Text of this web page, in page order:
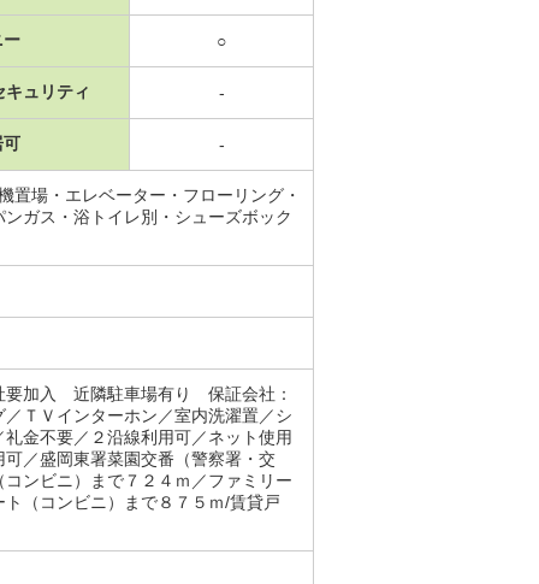
ー ○
キュリティ -
可 -
置場・エレベーター・フローリング・
ガス・浴トイレ別・シューズボック
要加入 近隣駐車場有り 保証会社：
ＴＶインターホン／室内洗濯置／シ
金不要／２沿線利用可／ネット使用
／盛岡東署菜園交番（警察署・交
ンビニ）まで７２４ｍ／ファミリー
（コンビニ）まで８７５ｍ/賃貸戸